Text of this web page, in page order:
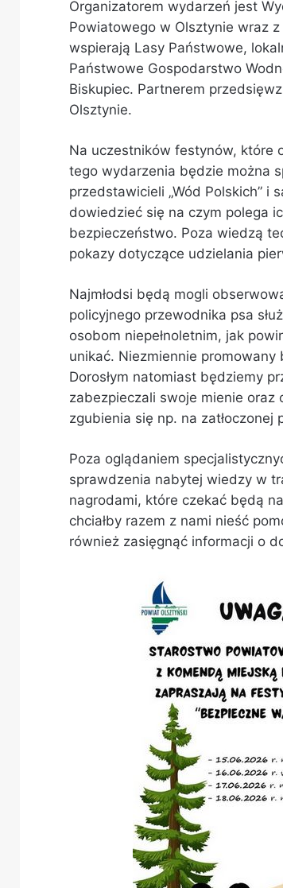
Organizatorem wydarzeń jest
Powiatowego w Olsztynie wraz
wspierają Lasy Państwowe,
Państwowe Gospodarstwo
Biskupiec. Partnerem
Olsztynie.
Na uczestników festynów, które
tego wydarzenia będzie można
przedstawicieli „Wód Polskich” i
dowiedzieć się na czym polega
bezpieczeństwo. Poza wiedzą
pokazy dotyczące udzielania
Najmłodsi będą mogli
policyjnego przewodnika psa
osobom niepełnoletnim, jak
unikać. Niezmiennie
Dorosłym natomiast będziemy
zabezpieczali swoje mienie
zgubienia się np. na zatłoczonej
Poza oglądaniem
sprawdzenia nabytej wiedzy w
nagrodami, które czekać będą
chciałby razem z nami nieść
również zasięgnąć informacji o